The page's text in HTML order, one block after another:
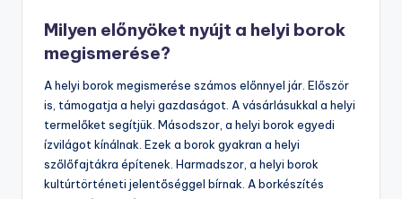
Milyen előnyöket nyújt a helyi borok
megismerése?
A helyi borok megismerése számos előnnyel jár. Először
is, támogatja a helyi gazdaságot. A vásárlásukkal a helyi
termelőket segítjük. Másodszor, a helyi borok egyedi
ízvilágot kínálnak. Ezek a borok gyakran a helyi
szőlőfajtákra építenek. Harmadszor, a helyi borok
kultúrtörténeti jelentőséggel bírnak. A borkészítés